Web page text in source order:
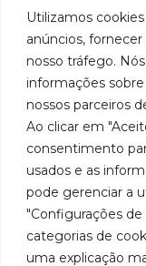
Utilizamos
anúncios,
nosso tráfego.
informações
nossos parceiros
Ao clicar em
consentimento
usados e as
pode gerenciar a
"Configurações
categorias de
uma explicação
brand
in
the
of
lubrication
and
supply
equipment
South
America.
Policies
Cookies
Policies